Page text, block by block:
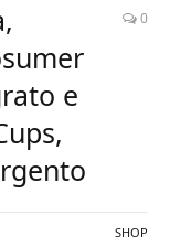
e
0
SHOP